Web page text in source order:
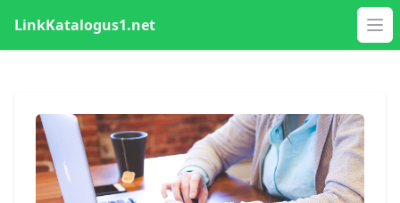
LinkKatalogus1.net